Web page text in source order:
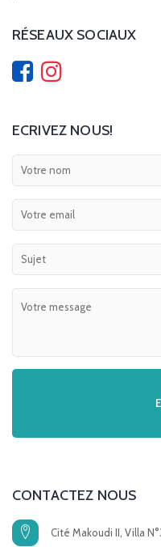
RÉSEAUX SOCIAUX
ECRIVEZ NOUS!
CONTACTEZ NOUS
Cité Makoudi II, Villa